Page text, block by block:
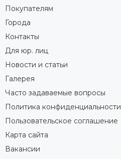
Покупателям
Города
Контакты
Для юр. лиц
Новости и статьи
Галерея
Часто задаваемые вопросы
Политика конфиденциальности
Пользовательское соглашение
Карта сайта
Вакансии